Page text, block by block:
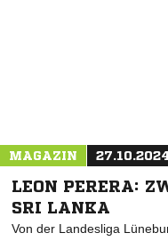
MAGAZIN
LEON PERERA:
SRI LANKA
Von der Landesliga